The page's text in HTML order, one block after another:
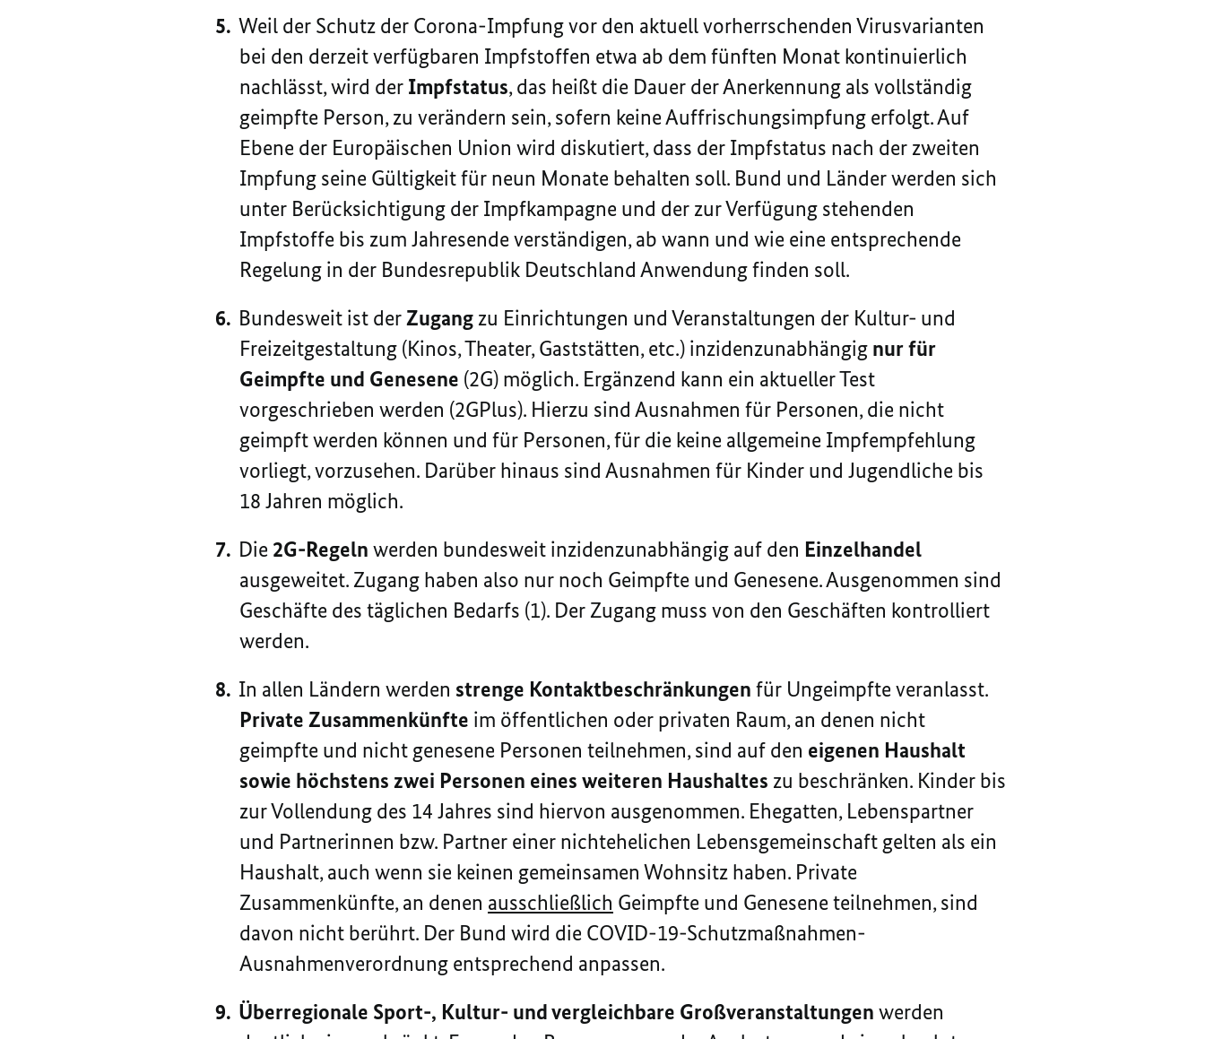
Weil der Schutz der Corona-Impfung vor den aktuell vorherrschenden Virusvarianten
bei den derzeit verfügbaren Impfstoffen etwa ab dem fünften Monat kontinuierlich
nachlässt, wird der Impfstatus, das heißt die Dauer der Anerkennung als vollständig
geimpfte Person, zu verändern sein, sofern keine Auffrischungsimpfung erfolgt. Auf
Ebene der Europäischen Union wird diskutiert, dass der Impfstatus nach der zweiten
Impfung seine Gültigkeit für neun Monate behalten soll. Bund und Länder werden sich
unter Berücksichtigung der Impfkampagne und der zur Verfügung stehenden
Impfstoffe bis zum Jahresende verständigen, ab wann und wie eine entsprechende
Regelung in der Bundesrepublik Deutschland Anwendung finden soll.
Bundesweit ist derZugang zu Einrichtungen und Veranstaltungen der Kultur- und
Freizeitgestaltung (Kinos, Theater, Gaststätten, etc.) inzidenzunabhängig nur für
Geimpfte und Genesene (2G) möglich. Ergänzend kann ein aktueller Test
vorgeschrieben werden (2GPlus). Hierzu sind Ausnahmen für Personen, die nicht
geimpft werden können und für Personen, für die keine allgemeine Impfempfehlung
vorliegt, vorzusehen. Darüber hinaus sind Ausnahmen für Kinder und Jugendliche bis
18 Jahren möglich.
Die 2G-Regeln werden bundesweit inzidenzunabhängig auf den Einzelhandel
ausgeweitet. Zugang haben also nur noch Geimpfte und Genesene. Ausgenommen sind
Geschäfte des täglichen Bedarfs (1). Der Zugang muss von den Geschäften kontrolliert
werden.
In allen Ländern werden strenge Kontaktbeschränkungen für Ungeimpfte veranlasst.
Private Zusammenkünfte im öffentlichen oder privaten Raum, an denen nicht
geimpfte und nicht genesene Personen teilnehmen, sind auf den eigenen Haushalt
sowie höchstens zwei Personen eines weiteren Haushaltes zu beschränken. Kinder bis
zur Vollendung des 14 Jahres sind hiervon ausgenommen. Ehegatten, Lebenspartner
und Partnerinnen bzw. Partner einer nichtehelichen Lebensgemeinschaft gelten als ein
Haushalt, auch wenn sie keinen gemeinsamen Wohnsitz haben. Private
Zusammenkünfte, an denen ausschließlich Geimpfte und Genesene teilnehmen, sind
davon nicht berührt. Der Bund wird die COVID-19-Schutzmaßnahmen-
Ausnahmenverordnung entsprechend anpassen.
Überregionale Sport-, Kultur- und vergleichbare Großveranstaltungen werden